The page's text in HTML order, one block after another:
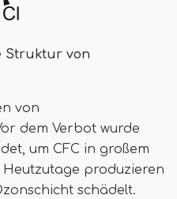
Struktur von
von
dem Verbot wurde
um CFC in großem
produzieren
schädelt.